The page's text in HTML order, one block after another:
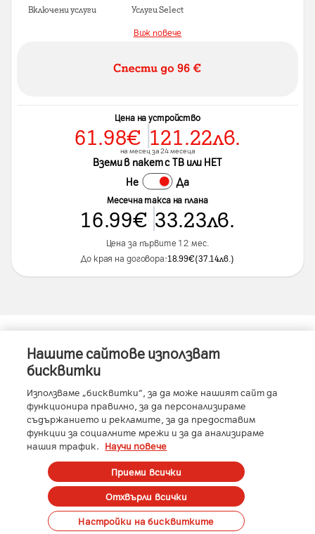
Включени услуги Услуги Select
Виж повече
Цена на устройство
61.98€ 121.22лв.
на месец за 24 месеца
Вземи в пакет с ТВ или НЕТ
Не Да
Месечна такса на плана
16.99€ 33.23лв.
Цена за първите 12 мес.
До края на договора:18.99€(37.14лв. )
Поръчай
Информация за устройството
Характеристики
:
512 GB
RAM
Производител:Huawei
Вид SIM карта:Nano SIM + Nano SIM или eSIM
Размер на дисплея :Основен дисплей: 8"
Условия
Всички цени са с ДДС.
До изчерпване на количествата.
Нашите сайтове използват
бисквитки
Използваме „бисквитки“, за да може нашият сайт да
функционира правилно, за да персонализираме
съдържанието и рекламите, за да предоставим
функции за социалните мрежи и за да анализираме
нашия трафик. Научи повече
Настройки на бисквитките
Отхвърли всички
Приеми всички